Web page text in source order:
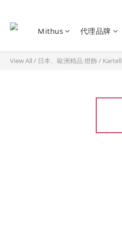
Mithus 代理品牌
View All/ 日本、歐洲精品 燈飾 / Kartell